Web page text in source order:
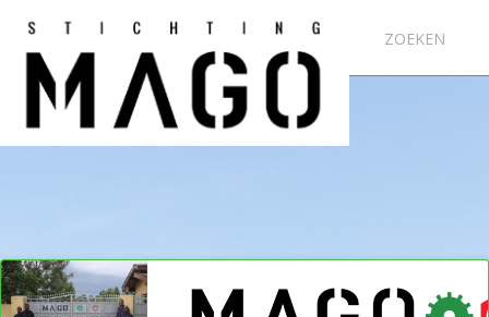
ZOEKEN
NIEUWS
NIEUWSBRIEF